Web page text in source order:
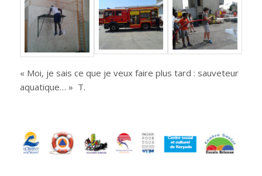
« Moi, je sais ce que je veux faire plus tard : sauveteur
aquatique… » T.